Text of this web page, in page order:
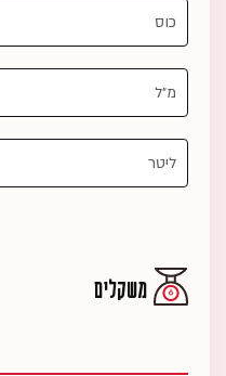
משקלים